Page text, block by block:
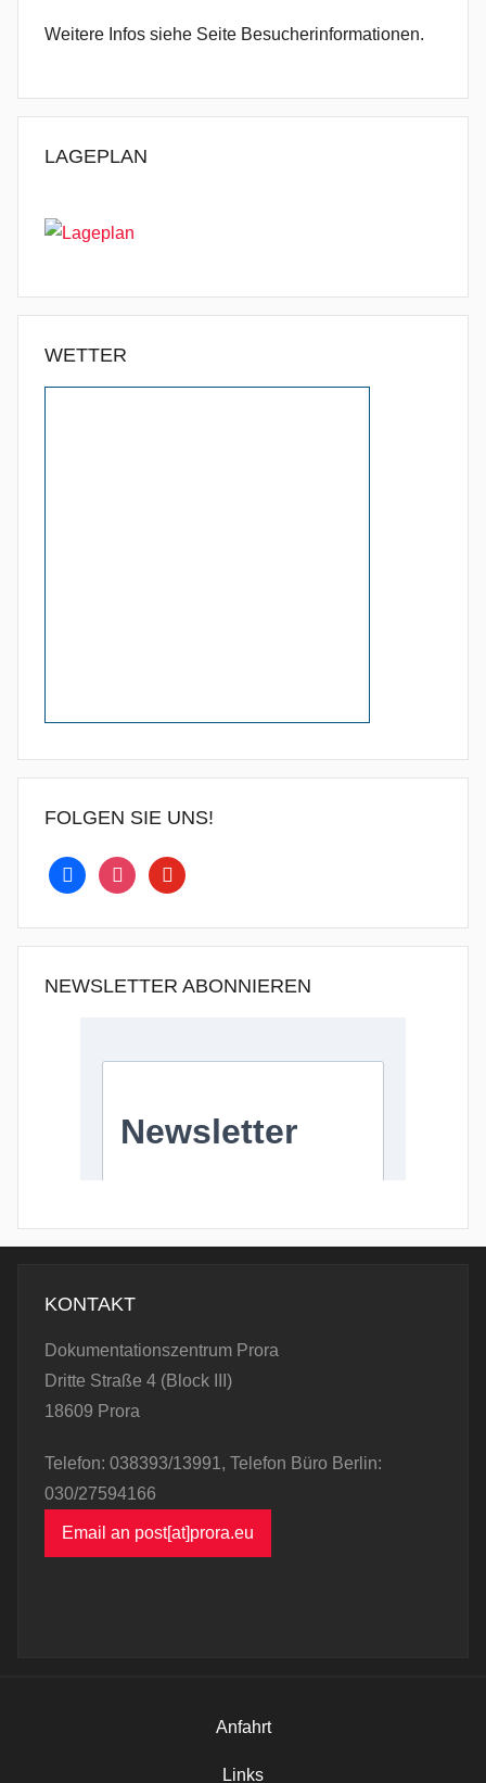
Weitere Infos siehe Seite Besucherinformationen.
LAGEPLAN
WETTER
FOLGEN SIE UNS!
facebookinstagramyoutube
NEWSLETTER ABONNIEREN
KONTAKT
Dokumentationszentrum Prora
Dritte Straße 4 (Block III)
18609 Prora
Telefon: 038393/13991, Telefon Büro Berlin:
030/27594166
Email an post[at]prora.eu
Anfahrt
Links